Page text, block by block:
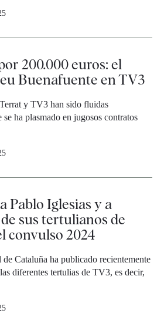
200.000 euros: el
Buenafuente en TV3
y TV3 han sido fluidas
ha plasmado en jugosos contratos
Pablo Iglesias y a
sus tertulianos de
convulso 2024
Cataluña ha publicado recientemente
diferentes tertulias de TV3, es decir,